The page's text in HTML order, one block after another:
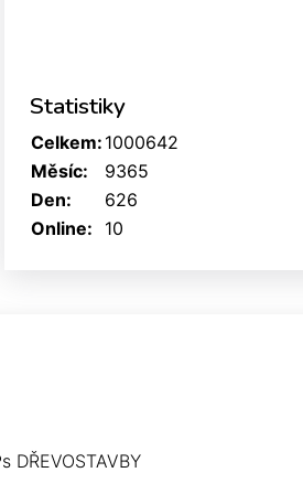
Statistiky
Online: 10
Celkem: 1000642
Měsíc:
9365
Den:
626
DŘEVOSTAVBY